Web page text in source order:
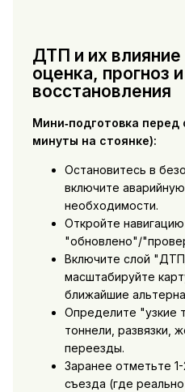
ДТП и их влияние
оценка, прогноз
восстановления
Мини‑подготовка перед
минуты на стоянке):
Остановитесь в
включите
необходимости.
Откройте
"обновлено"/
Включите слой
масштабируйте
ближайшие
Определите "узкие
тоннели, развязки,
переезды.
Заранее отметьте
съезда (где